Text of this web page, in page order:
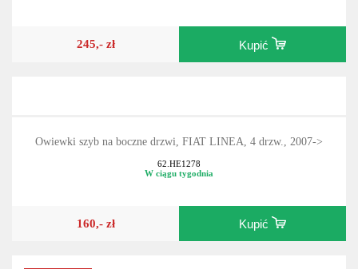
245,- zł Kupić
Owiewki szyb na boczne drzwi, FIAT LINEA, 4 drzw., 2007->
62.HE1278
W ciągu tygodnia
160,- zł Kupić